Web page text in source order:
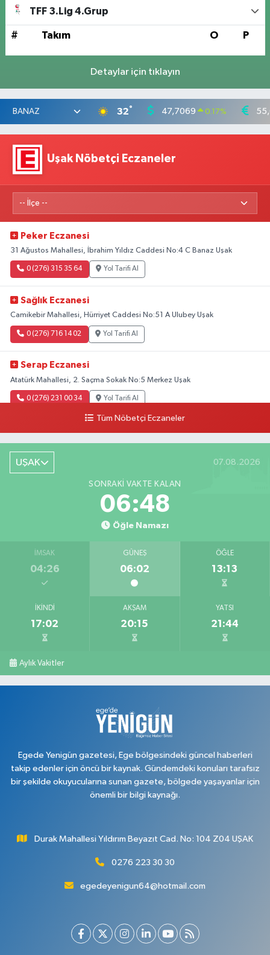
TFF 3.Lig 4.Grup
# Takım O P
Detaylar için tıklayın
32° 47,7069 0.17%
Uşak Nöbetçi Eczaneler
Peker Eczanesi
31 Ağustos Mahallesi, İbrahim Yıldız Caddesi No:4 C Banaz Uşak
0 (276) 315 35 64 Yol Tarifi Al
Sağlık Eczanesi
Camikebir Mahallesi, Hürriyet Caddesi No:51 A Ulubey Uşak
0 (276) 716 14 02 Yol Tarifi Al
Serap Eczanesi
Atatürk Mahallesi, 2. Saçma Sokak No:5 Merkez Uşak
0 (276) 231 00 34 Yol Tarifi Al
Mehmet Akif Ersoy Mahallesi, Şehit İsmail Çetin Sokak No:45 Merkez
0 (276) 999 19 59
Dikilitaş Mahallesi, Camii Sokak No:7 A Merkez Uşak
Tüm Nöbetçi Eczaneler
UŞAK 07.08.2026
SONRAKI VAKTE KALAN
06:47
Öğle Namazı
İMSAK
04:26
GÜNEŞ
06:02
ÖĞLE
13:13
İKINDI
17:02
AKŞAM
20:15
YATSI
21:44
Aylık Vakitler
Egede Yenigün gazetesi, Ege bölgesindeki güncel haberleri
takip edenler için öncü bir kaynak. Gündemdeki konuları tarafsız
bir şekilde okuyucularına sunan gazete, bölgede yaşayanlar için
önemli bir bilgi kaynağı.
Durak Mahallesi Yıldırım Beyazıt Cad. No: 104 Z04 UŞAK
0276 223 30 30
egedeyenigun64@hotmail.com